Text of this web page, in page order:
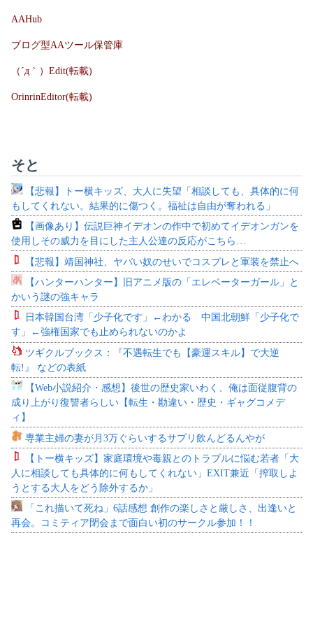
AAHub
ブログ型AAツール保管庫
（´д｀）Edit(転載)
OrinrinEditor(転載)
そと
【悲報】トー横キッズ、大人に失望「相談しても、具体的に何
もしてくれない。結果的に傷つく。福祉は自由が奪われる」
【画像あり】伝説巨神イデオンの作中で初めてイデオンガンを
使用しその威力を目にした主人公達の反応がこちら…
【悲報】靖国神社、ヤバい奴のせいでコスプレと軍装を禁止へ
【ハンターハンター】旧アニメ版の「エレベーターガール」と
かいう謎の強キャラ
日本韓国台湾「少子化です」←わかる 中国北朝鮮「少子化で
す」←強権国家でも止められないのかよ
ツギクルブックス：『不遇転生でも【豪運スキル】で大逆
転!』 などの表紙
【Web小説紹介・感想】後世の歴史家いわく、俺は面従腹背の
成り上がり復讐者らしい【転生・勘違い・歴史・ギャグコメデ
ィ】
専業主婦の妻が月3万ぐらいするサプリ飲んどるんやが
【トー横キッズ】家庭環境や毒親とのトラブルに悩む若者「大
人に相談しても具体的に何もしてくれない」EXIT兼近「搾取しよ
うとする大人をどう除外するか」
「これ描いて死ね」6話感想 創作の楽しさと厳しさ、出逢いと
再会。コミティア閉会まで面白い初のサークル参加！！